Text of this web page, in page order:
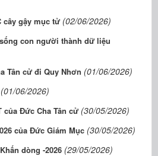
cây gậy mục tử (02/06/2026)
con người thành dữ liệu
Tân cử đi Quy Nhơn (01/06/2026)
(01/06/2026)
của Đức Cha Tân cử (30/05/2026)
của Đức Giám Mục (30/05/2026)
dòng -2026 (29/05/2026)